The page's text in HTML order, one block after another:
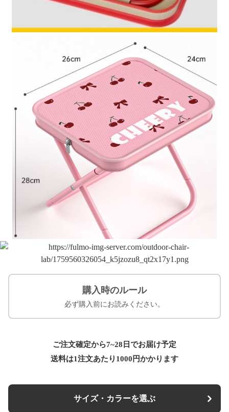
購入時のルール
必ず購入前にお読みください。
ご注文確定から7~28日でお届け予定
送料は1注文あたり 1000 円かかります
サイズ・カラーを選ぶ